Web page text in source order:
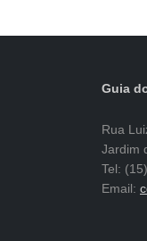
Guia
Rua
Jardim
Tel:
Email: